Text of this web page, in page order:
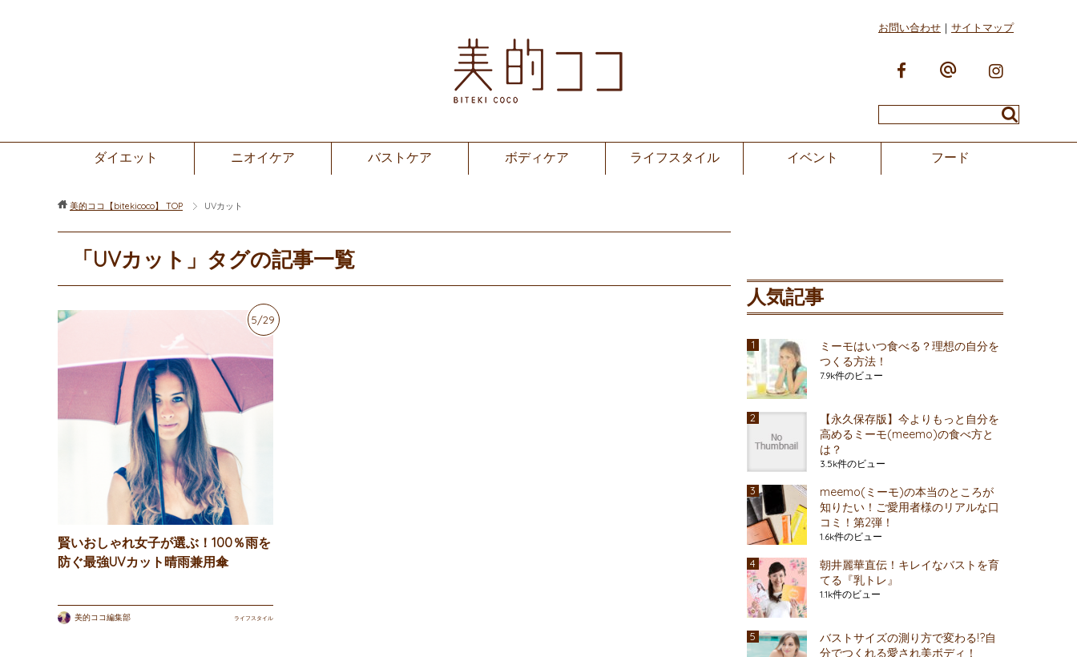
お問い合わせ サイトマップ
ダイエット ニオイケア バストケア ボディケア ライフスタイル イベント フード
美的ココ【bitekicoco】 TOP UVカット
「UVカット」タグの記事一覧
賢いおしゃれ女子が選ぶ！100％雨を
防ぐ最強UVカット晴雨兼用傘
美的ココ編集部 ライフスタイル
5/29
人気記事
ミーモはいつ食べる？理想の自分を
つくる方法！
7.9k件のビュー
【永久保存版】今よりもっと自分を
高めるミーモ(meemo)の食べ方と
は？
3.5k件のビュー
meemo(ミーモ)の本当のところが
知りたい！ご愛用者様のリアルな口
コミ！第2弾！
1.6k件のビュー
朝井麗華直伝！キレイなバストを育
てる『乳トレ』
1.1k件のビュー
バストサイズの測り方で変わる!?自
分でつくれる愛され美ボディ！